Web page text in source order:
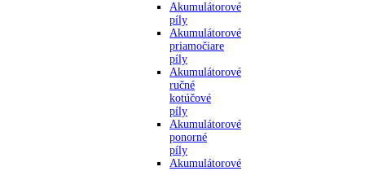
Akumulátorové
píly
Akumulátorové
priamočiare
píly
Akumulátorové
ručné
kotúčové
píly
Akumulátorové
ponorné
píly
Akumulátorové